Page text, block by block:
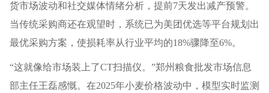
货市场波动和社交媒体情绪分析，提前7天发出减产预警。
当传统采购商还在观望时，系统已为美团优选等平台规划出
最优采购方案，使损耗率从行业平均的18%骤降至6%。
“这就像给市场装上了CT扫描仪。”郑州粮食批发市场信息
部主任王磊感慨。在2025年小麦价格波动中，模型实时监测